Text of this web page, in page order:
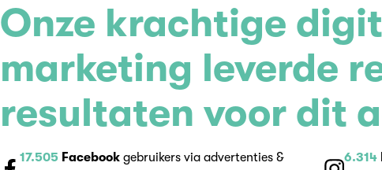
Onze krachtige
marketing leverde
resultaten voor dit
17.505 Facebook gebruikers via advertenties &
6.314